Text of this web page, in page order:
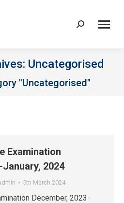
Search:
Uncategorised
"Uncategorised"
Examination
January, 2024
5th March 2024
December, 2023-